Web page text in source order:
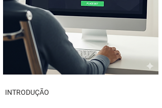
INTRODUÇÃO